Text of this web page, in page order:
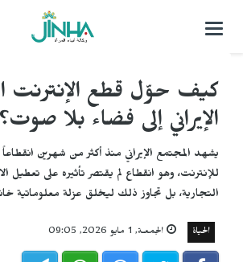
التحكم
كيف حوّل قطع الإنترنت
الإيراني إلى فضاء بلا صوت؟
يشهد المجتمع الإيراني منذ أكثر من شهرين
للإنترنت، وهو انقطاع لم يقتصر تأثيره على تعطيل
التجارية، بل تجاوز ذلك ليخلق عزلة معلوماتية
الحياة الجمعـة, 1 مايو 2026, 09:05